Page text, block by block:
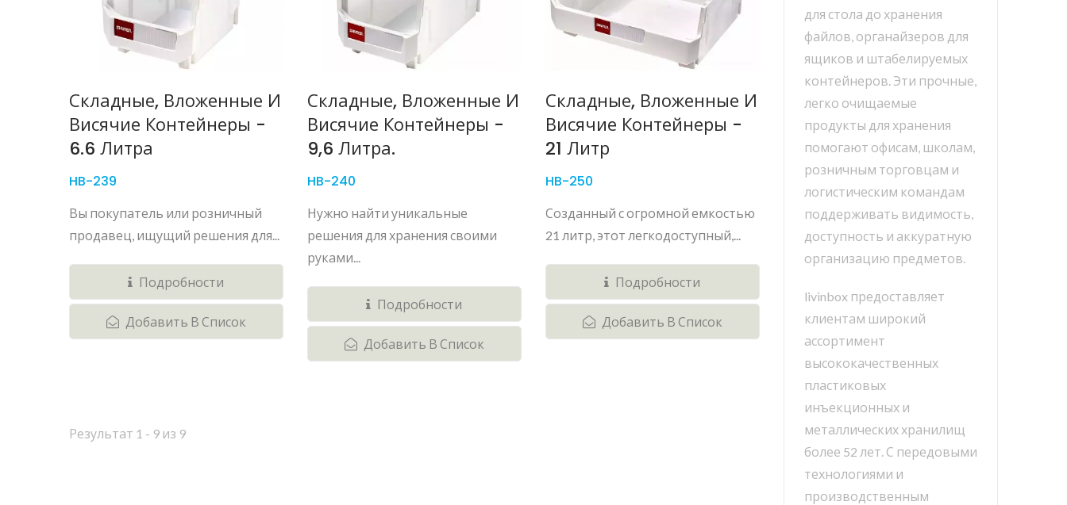
Складные, Вложенные И
Висячие Контейнеры -
6.6 Литра
HB-239
Вы покупатель или розничный
продавец, ищущий решения для...
Подробности
Добавить В Список
Складные, Вложенные И
Висячие Контейнеры -
9,6 Литра.
HB-240
Нужно найти уникальные
решения для хранения своими
руками...
Подробности
Добавить В Список
Складные, Вложенные И
Висячие Контейнеры -
21 Литр
HB-250
Созданный с огромной емкостью
21 литр, этот легкодоступный,...
Подробности
Добавить В Список
Результат 1 - 9 из 9
для стола до хранения
файлов, органайзеров для
ящиков и штабелируемых
контейнеров. Эти прочные,
легко очищаемые
продукты для хранения
помогают офисам, школам,
розничным торговцам и
логистическим командам
поддерживать видимость,
доступность и аккуратную
организацию предметов.
livinbox предоставляет
клиентам широкий
ассортимент
высококачественных
пластиковых
инъекционных и
металлических хранилищ
более 52 лет. С передовыми
технологиями и
производственным